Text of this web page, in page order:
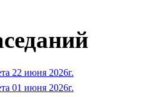
22 июня 2026г.
01 июня 2026г.